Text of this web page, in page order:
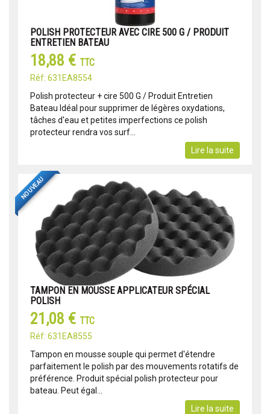
POLISH PROTECTEUR AVEC CIRE 500 G / PRODUIT
ENTRETIEN BATEAU
18,88 € TTC
Réf: 631EA8554
Polish protecteur + cire 500 G / Produit Entretien
Bateau Idéal pour supprimer de légères oxydations,
tâches d'eau et petites imperfections ce polish
protecteur rendra vos surf...
Lire la suite
NOUVEAU
TAMPON EN MOUSSE APPLICATEUR SPÉCIAL
POLISH
21,08 € TTC
Réf: 631EA8555
Tampon en mousse souple qui permet d'étendre
parfaitement le polish par des mouvements rotatifs de
préférence. Produit spécial polish protecteur pour
bateau. Peut égal...
Lire la suite